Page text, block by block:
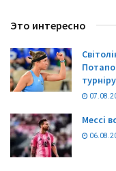
Это интересно
Мессі